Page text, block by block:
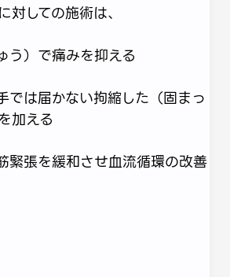
しての施術は、
う）で痛みを抑える
では届かない拘縮した（固まっ
加える
緊張を緩和させ血流循環の改善